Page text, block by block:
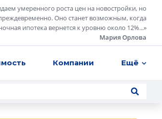
умеренного роста цен на новостройки, но
Оно станет возможным, когда
ипотека вернется к уровню около 12%...»
Мария Орлова
Компании Ещё